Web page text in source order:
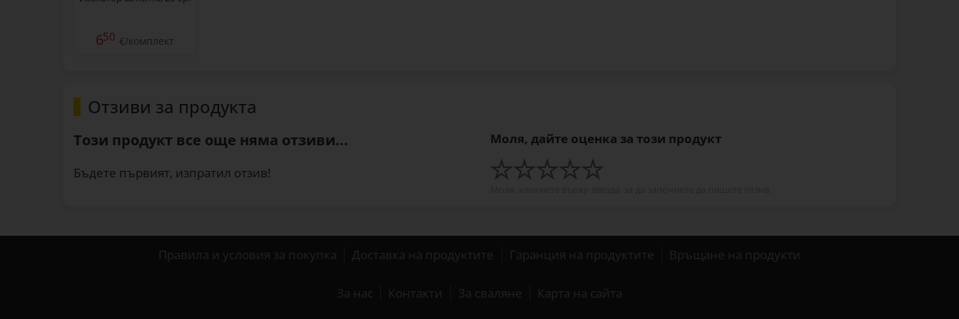
650 €/комплект
Отзиви за продукта
Този продукт все още няма отзиви...
Бъдете първият, изпратил отзив!
Моля, дайте оценка за този продукт
Правила и условия за покупка Доставка на продуктите Гаранция на продуктите Връщане на продукти
За нас Контакти За сваляне Карта на сайта